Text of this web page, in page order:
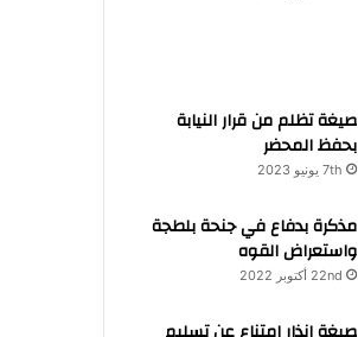
صيغة تظلم من قرار النيابة
بحفظ المحضر
7th يونيو 2023
مذكرة بدفاع في جنحة بلطجة
واستعراض القوه
22nd أكتوبر 2022